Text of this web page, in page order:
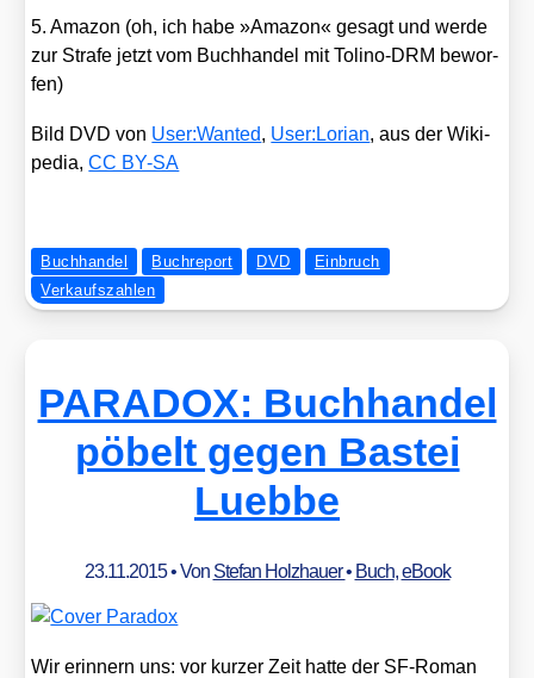
5. Ama­zon (oh, ich habe »Ama­zon« gesagt und wer­de
zur Stra­fe jetzt vom Buch­han­del mit Toli­no-DRM bewor­
fen)
Bild DVD von User:Wanted, User:Lorian, aus der Wiki­
pe­dia,CC BY-SA
Buchhandel Buchreport DVD
Einbruch
Verkaufszahlen
PARADOX: Buchhandel
pöbelt gegen Bastei
Luebbe
23.11.2015• Von Stefan Holzhauer• Buch,eBook
Wir erin­nern uns: vor kur­zer Zeit hat­te der SF-Roman